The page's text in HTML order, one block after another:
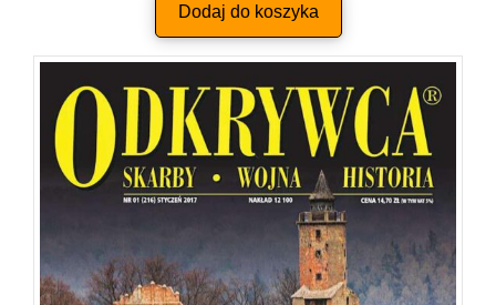
Dodaj do koszyka